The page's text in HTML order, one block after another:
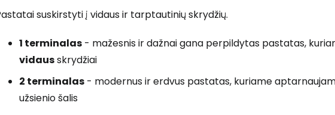
suskirstyti į vidaus ir tarptautinių skrydžių.
1 terminalas - mažesnis ir dažnai gana perpildytas pastatas,
vidausskrydžiai
2 terminalas - modernus ir erdvus pastatas, kuriame
užsienio šalis